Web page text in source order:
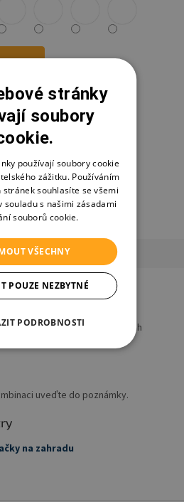
SDÍLET
a 2 zavěšenými držadly.
háčky upevněné v silných
uveďte do poznámky.
na zahradu
stránky
soubory
používají soubory cookie
zážitku. Používáním
stránek souhlasíte se všemi
souladu s našimi zásadami
souborů cookie.
VŠECHNY
POUZE NEZBYTNÉ
PODROBNOSTI